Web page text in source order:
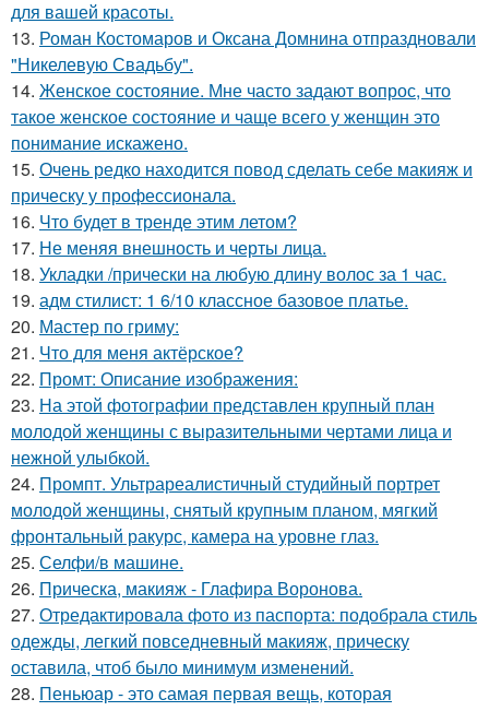
для вашей красоты.
13. Роман Костомаров и Оксана Домнина отпраздновали
"Никелевую Свадьбу".
14. Женское состояние. Мне часто задают вопрос, что
такое женское состояние и чаще всего у женщин это
понимание искажено.
15. Очень редко находится повод сделать себе макияж и
прическу у профессионала.
16. Что будет в тренде этим летом?
17. Не меняя внешность и черты лица.
18. Укладки /прически на любую длину волос за 1 час.
19. адм стилист: 1 6/10 классное базовое платье.
20. Мастер по гриму:
21. Что для меня актёрское?
22. Промт: Описание изображения:
23. На этой фотографии представлен крупный план
молодой женщины с выразительными чертами лица и
нежной улыбкой.
24. Промпт. Ультрареалистичный студийный портрет
молодой женщины, снятый крупным планом, мягкий
фронтальный ракурс, камера на уровне глаз.
25. Селфи/в машине.
26. Прическа, макияж - Глафира Воронова.
27. Отредактировала фото из паспорта: подобрала стиль
одежды, легкий повседневный макияж, прическу
оставила, чтоб было минимум изменений.
28. Пеньюар - это самая первая вещь, которая